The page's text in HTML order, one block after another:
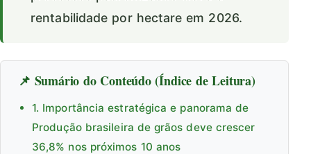
rentabilidade por hectare em 2026.
📌 Sumário do Conteúdo (Índice de Leitura)
1. Importância estratégica e panorama de
Produção brasileira de grãos deve crescer
36,8% nos próximos 10 anos